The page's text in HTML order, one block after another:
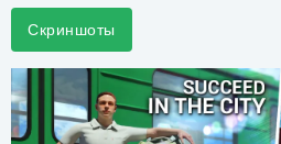
Скриншоты